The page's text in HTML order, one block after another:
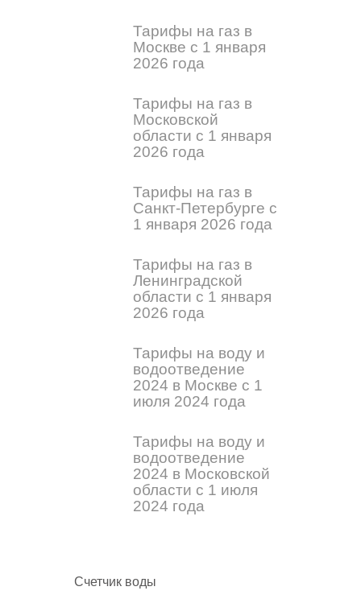
Тарифы на газ в
Москве с 1 января
2026 года
Тарифы на газ в
Московской
области с 1 января
2026 года
Тарифы на газ в
Санкт-Петербурге с
1 января 2026 года
Тарифы на газ в
Ленинградской
области с 1 января
2026 года
Тарифы на воду и
водоотведение
2024 в Москве с 1
июля 2024 года
Тарифы на воду и
водоотведение
2024 в Московской
области с 1 июля
2024 года
Счетчик воды